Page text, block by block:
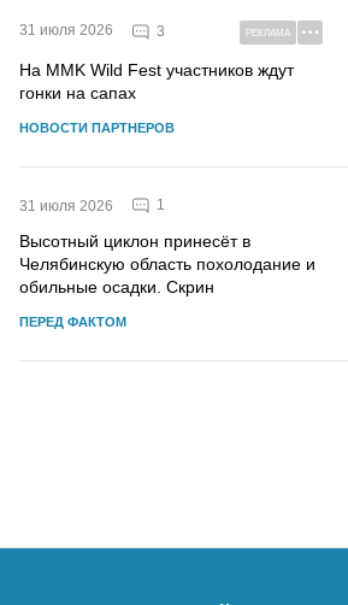
31 июля 2026 3 РЕКЛАМА
На MMK Wild Fest участников ждут
гонки на сапах
НОВОСТИ ПАРТНЕРОВ
31 июля 2026 1
Высотный циклон принесёт в
Челябинскую область похолодание и
обильные осадки. Скрин
ПЕРЕД ФАКТОМ